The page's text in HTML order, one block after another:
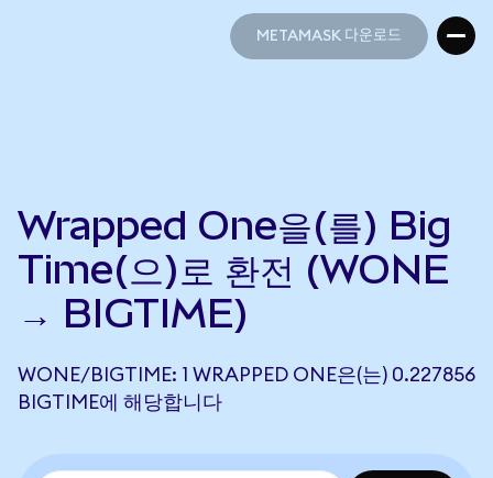
METAMASK 다운로드
Wrapped One을(를) Big
Time(으)로 환전 (WONE
→ BIGTIME)
WONE/BIGTIME: 1 WRAPPED ONE은(는) 0.227856
BIGTIME에 해당합니다